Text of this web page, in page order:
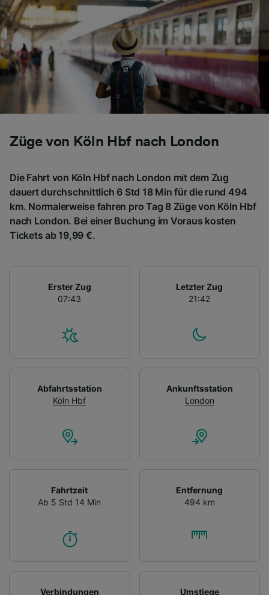
Züge von Köln Hbf nach London
Die Fahrt von Köln Hbf nach London mit dem Zug
dauert durchschnittlich 6 Std 18 Min für die rund 494
km. Normalerweise fahren pro Tag 8 Züge von Köln Hbf
nach London. Bei einer Buchung im Voraus kosten
Tickets ab 19,99 €.
Erster Zug
07:43
Letzter Zug
21:42
Abfahrtsstation
Köln Hbf
Ankunftsstation
London
Fahrtzeit
Ab 5 Std 14 Min
Entfernung
494 km
Verbindungen
Umstiege